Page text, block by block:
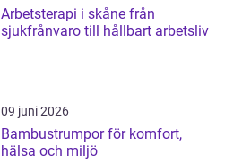
Arbetsterapi i skåne från
sjukfrånvaro till hållbart arbetsliv
09 juni 2026
Bambustrumpor för komfort,
hälsa och miljö